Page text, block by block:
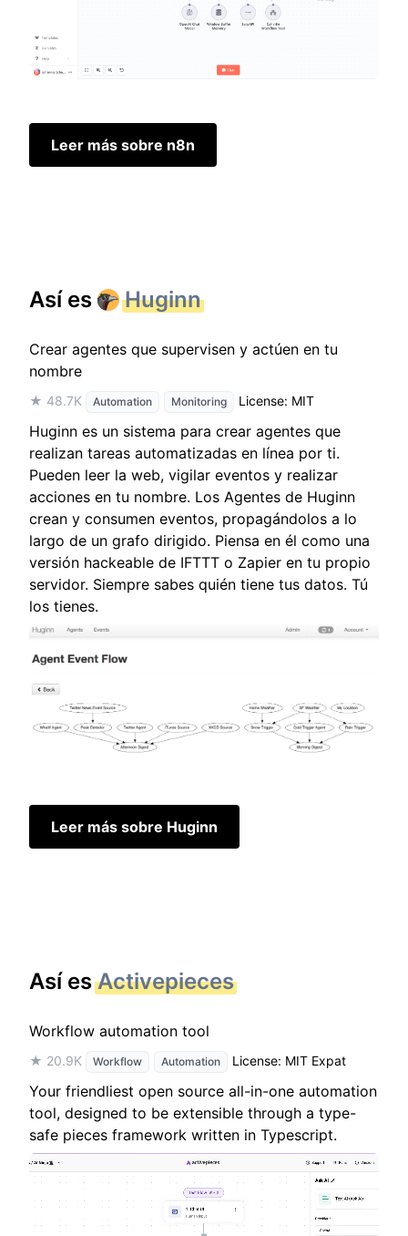
Leer más sobre n8n
Así es Huginn
Crear agentes que supervisen y actúen en tu
nombre
★ 48.7K Automation Monitoring License: MIT
Huginn es un sistema para crear agentes que
realizan tareas automatizadas en línea por ti.
Pueden leer la web, vigilar eventos y realizar
acciones en tu nombre. Los Agentes de Huginn
crean y consumen eventos, propagándolos a lo
largo de un grafo dirigido. Piensa en él como una
versión hackeable de IFTTT o Zapier en tu propio
servidor. Siempre sabes quién tiene tus datos. Tú
los tienes.
Leer más sobre Huginn
Así esActivepieces
Workflow automation tool
★ 20.9K Workflow Automation License: MIT Expat
Your friendliest open source all-in-one automation
tool, designed to be extensible through a type-
safe pieces framework written in Typescript.